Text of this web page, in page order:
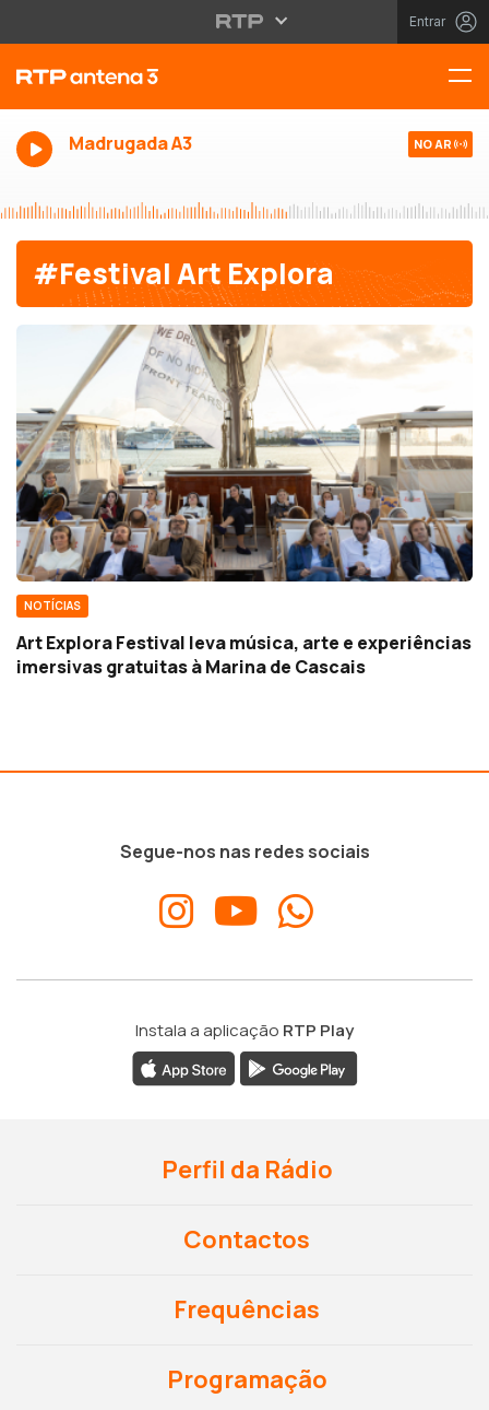
Entrar
Madrugada A3 NO AR
#Festival Art Explora
NOTÍCIAS
Art Explora Festival leva música, arte e experiências
imersivas gratuitas à Marina de Cascais
Segue-nos nas redes sociais
Instala a aplicação RTP Play
Perfil da Rádio
Contactos
Frequências
Programação